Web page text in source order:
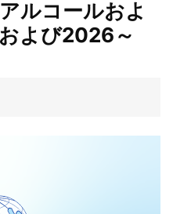
ルコールおよ
よび2026～